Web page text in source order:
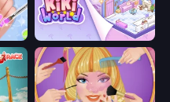
KiKi World